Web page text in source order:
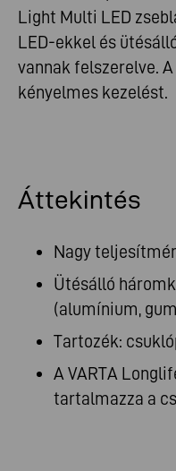
Light Multi LED
LED-ekkel és
vannak felszerelve.
kényelmes kezelést.
Áttekintés
Nagy
Ütésálló
(alumínium,
Tartozék:
A VARTA
tartalmazza a